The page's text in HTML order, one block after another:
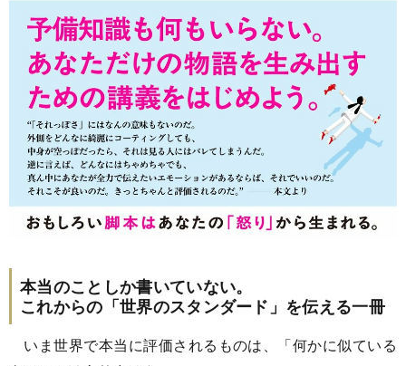
本当のことしか書いていない。
これからの「世界のスタンダード」を伝える一冊
いま世界で本当に評価されるものは、「何かに似ている